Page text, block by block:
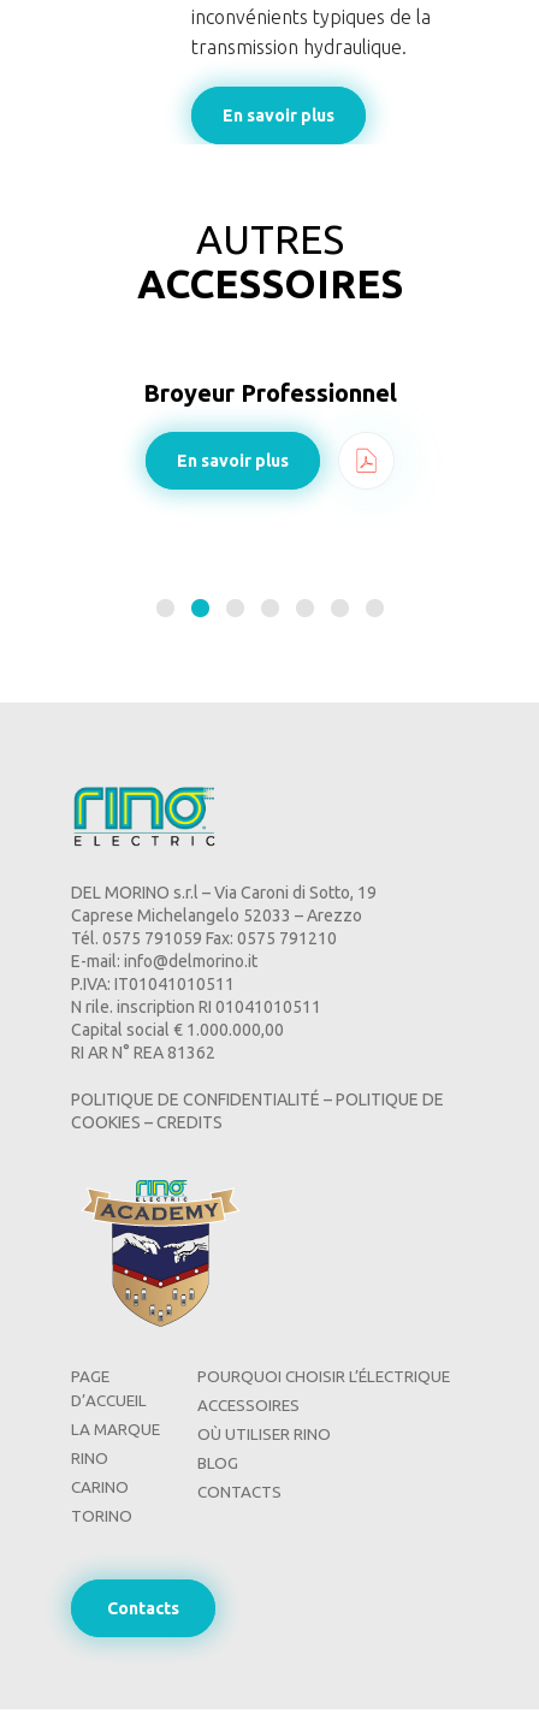
inconvénients typiques de la
transmission hydraulique.
En savoir plus
AUTRES
ACCESSOIRES
Faucheuse
Professionnelle
En savoir plus
DEL MORINO s.r.l – Via Caroni di Sotto, 19
Caprese Michelangelo 52033 – Arezzo
Tél. 0575 791059 Fax: 0575 791210
E-mail: info@delmorino.it
P.IVA: IT01041010511
N rile. inscription RI 01041010511
Capital social € 1.000.000,00
RI AR N° REA 81362
POLITIQUE DE CONFIDENTIALITÉ –POLITIQUE DE
COOKIES –CREDITS
PAGE
D’ACCUEIL
LA MARQUE
RINO
CARINO
TORINO
POURQUOI CHOISIR L’ÉLECTRIQUE
ACCESSOIRES
OÙ UTILISER RINO
BLOG
CONTACTS
Contacts